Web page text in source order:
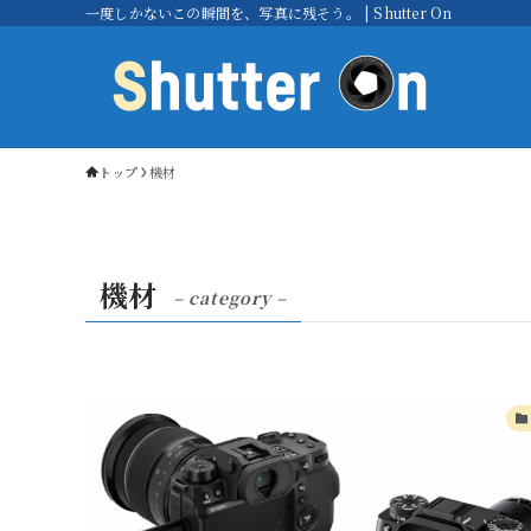
一度しかないこの瞬間を、写真に残そう。 | Shutter On
トップ 機材
機材 – category –